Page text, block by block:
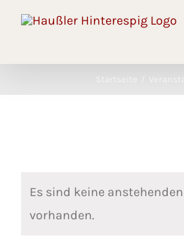
Skip
Startseite
Es sind keine
vorhanden.